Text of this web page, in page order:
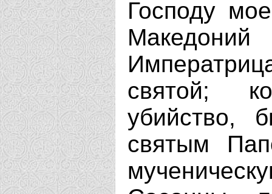
Господу
святой;
убийство,
святым